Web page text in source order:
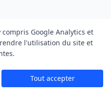
Google Analytics et
l'utilisation du site et
Tout accepter